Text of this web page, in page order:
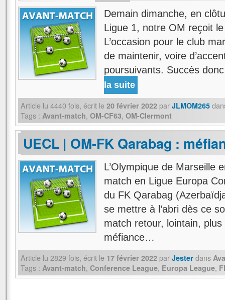
Demain dimanche, en
Ligue 1, notre OM reçoit
L’occasion pour le club
de maintenir, voire
poursuivants. Succès
la suite
Article lu 4440 fois, écrit le 20 février 2022 par JLMOM265
Tags : Avant-match, OM-CF63, OM-Clermont
UECL | OM-FK Qarabag :
L’Olympique de Marseille
match en Ligue Europa
du FK Qarabag
se mettre à l’abri dès ce
match retour, lointain,
méfiance…
Article lu 2829 fois, écrit le 17 février 2022 par Jester dans
Tags : Avant-match, Conference League, Europa League,